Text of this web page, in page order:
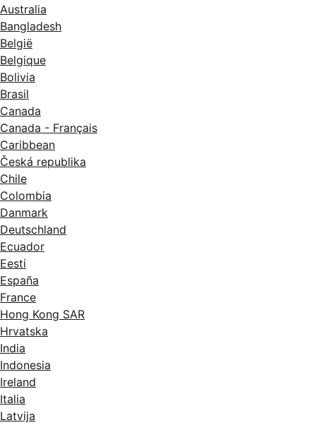
Australia
Bangladesh
België
Belgique
Bolivia
Brasil
Canada
Canada - Français
Caribbean
Česká republika
Chile
Colombia
Danmark
Deutschland
Ecuador
Eesti
España
France
Hong Kong SAR
Hrvatska
India
Indonesia
Ireland
Italia
Latvija